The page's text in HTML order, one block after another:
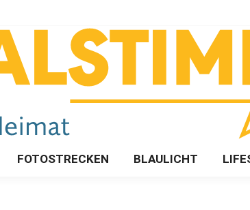
FOTOSTRECKEN BLAULICHT